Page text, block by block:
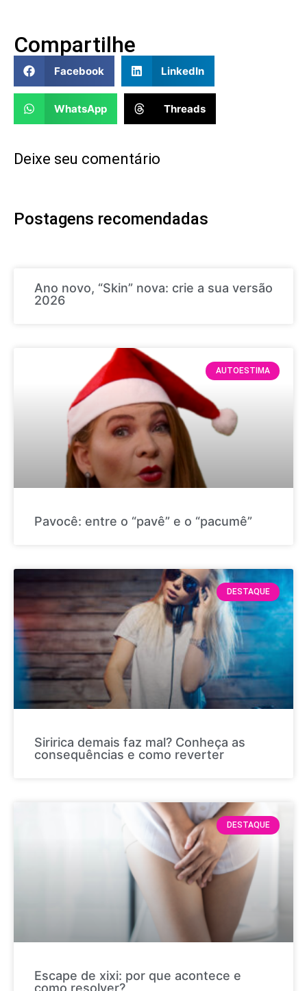
Compartilhe
Facebook LinkedIn
WhatsApp Threads
Deixe seu comentário
Postagens recomendadas
Ano novo, “Skin” nova: crie a sua versão
2026
AUTOESTIMA
Pavocê: entre o “pavê” e o “pacumê”
DESTAQUE
Siririca demais faz mal? Conheça as
consequências e como reverter
DESTAQUE
Escape de xixi: por que acontece e
como resolver?